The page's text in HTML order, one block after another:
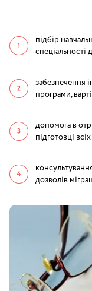
підбір
спеціальності
забезпечення
програми,
допомога в
підготовці
дозволів